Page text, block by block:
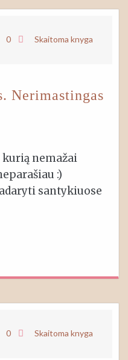
0 Skaitoma knyga
Nerimastingas
nemažai
:)
santykiuose
0 Skaitoma knyga